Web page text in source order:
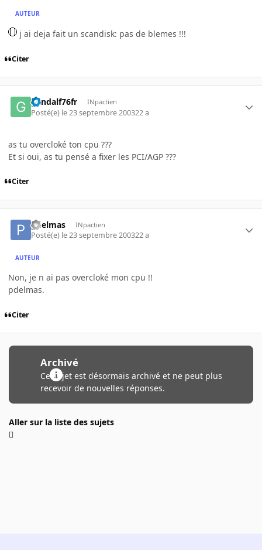
AUTEUR
j ai deja fait un scandisk: pas de blemes !!!
Citer
gandalf76fr INpactien
Posté(e) le 23 septembre 200322 a
as tu overcloké ton cpu ???
Et si oui, as tu pensé a fixer les PCI/AGP ???
Citer
pdelmas INpactien
Posté(e) le 23 septembre 200322 a
AUTEUR
Non, je n ai pas overcloké mon cpu !!
pdelmas.
Citer
Archivé
Ce sujet est désormais archivé et ne peut plus
recevoir de nouvelles réponses.
Aller sur la liste des sujets